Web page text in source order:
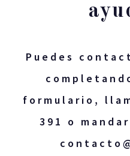
Puedes
formulario,
391 o